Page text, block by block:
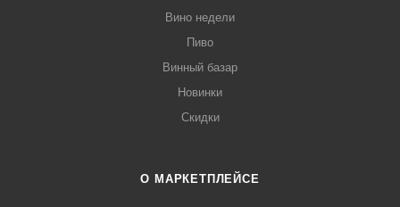
Вино недели
Пиво
Винный базар
Новинки
Скидки
О МАРКЕТПЛЕЙСЕ